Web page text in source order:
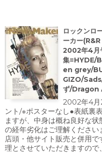
ロックンロ
ーカー
2002年4月
集=HYDE/
en grey/
GIZO/
ず/Dragon
2002年4月
ント/※ポスターなし●表紙裏
ますが、中身は概ね良好な
の経年劣化はご理解くださ
店頭・他サイト販売と併用
理とさせていただきますので